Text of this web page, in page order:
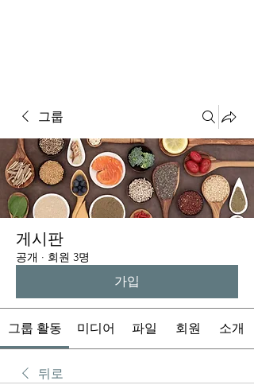
그룹
게시판
공개 · 회원 3명
가입
그룹 활동 미디어 파일 회원 소개
뒤로